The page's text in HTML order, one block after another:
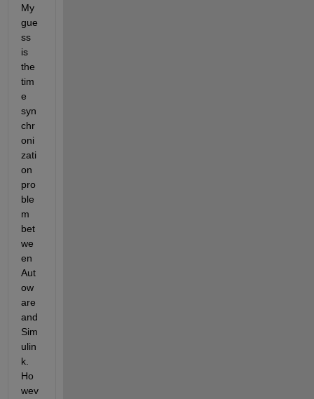
My
gue
ss
is
the
tim
e
syn
chr
oni
zati
on
pro
ble
m
bet
we
en
Aut
ow
are
and
Sim
ulin
k.
Ho
wev